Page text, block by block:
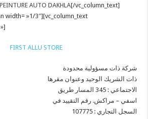
AUTO DAKHLA[/vc_column_text]
width= »1/3″][vc_column_text
FIRST ALLU STORE
شركة ذات مسؤولية محدودة
ذات الشريك الوحيد وعنوان مقرها
الاجتماعي : 345 المسار طريق
اسفي – مراكش. رقم التقييد في
السجل التجاري : 107775